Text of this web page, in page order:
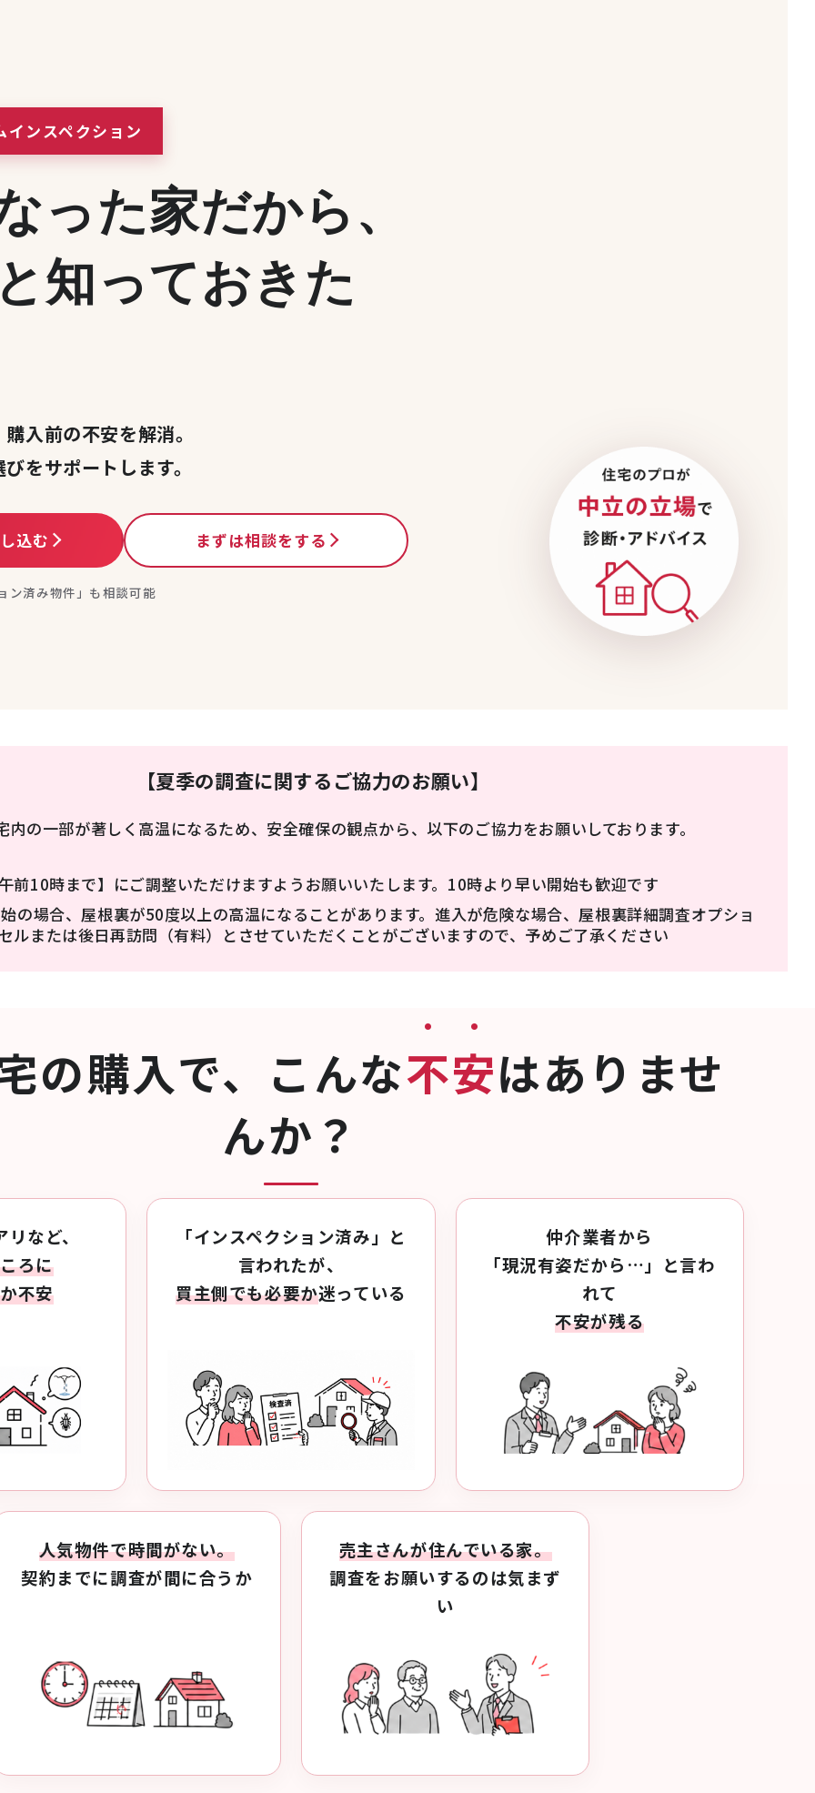
履歴
インスペクション
った家だから、
知っておきた
入前の不安を解消。
をサポートします。
込む まずは相談をする
ン済み物件」も相談可能
【夏季の調査に関するご協力のお願い】
内の一部が著しく高温になるため、安全確保の観点から、以下のご協力をお願いしております。
前10時まで】にご調整いただけますようお願いいたします。10時より早い開始も歓迎です
の場合、屋根裏が50度以上の高温になることがあります。進入が危険な場合、屋根裏詳細調査オプショ
ルまたは後日再訪問（有料）とさせていただくことがございますので、予めご了承ください
の購入で、 こんな不安はありませ
んか？
など、
ろに
不安
「インスペクション済み」 と
言われたが、
買主側でも必要か迷っている
仲介業者から
「現況有姿だから…」と言わ
れて
不安が残る
人気物件で時間がない。
契約までに調査が間に合うか
売主さんが住んでいる家。
調査をお願いするのは気まず
い